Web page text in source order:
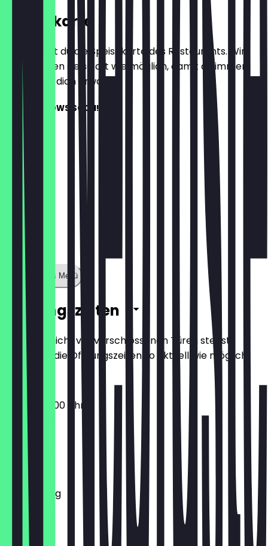
Speisekarte
Hier findest du die Speisekarte des Restaurants. Wir
aktualisieren sie so oft wie möglich, damit du immer
weißt, was dich erwartet.
MENU FOLLOWS SOON!
Zeige ganzes Menü
Öffnungszeiten
Damit du nicht vor verschlossenen Türen stehst,
halten wir die Öffnungszeiten so aktuell wie möglich.
08:00 - 23:00 Uhr
Montag
Dienstag
Mittwoch
Donnerstag
Freitag
Samstag
Sonntag